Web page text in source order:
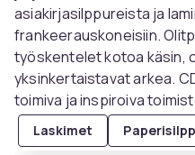
asiakirjasilppureista ja
frankeerauskoneisiin.
työskentelet kotoa käsin,
yksinkertaistavat arkea.
toimiva ja inspiroiva
Laskimet